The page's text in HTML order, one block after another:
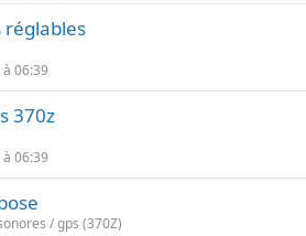
06:39
370z
06:39
/ gps (370Z)